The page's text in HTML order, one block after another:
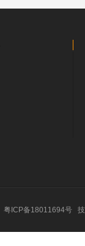
粤ICP备18011694号